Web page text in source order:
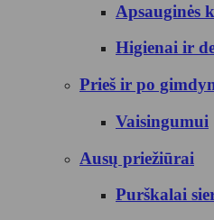
Apsauginės
Higienai ir
Prieš ir po
Vaisingumui
Ausų priežiūrai
Purškalai